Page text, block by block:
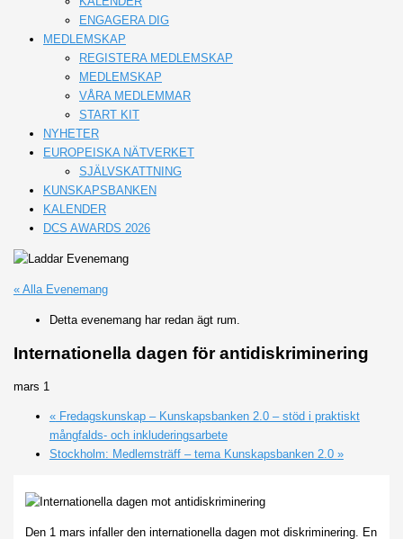
ENGAGERA DIG
MEDLEMSKAP
REGISTERA MEDLEMSKAP
MEDLEMSKAP
VÅRA MEDLEMMAR
START KIT
NYHETER
EUROPEISKA NÄTVERKET
SJÄLVSKATTNING
KUNSKAPSBANKEN
KALENDER
DCS AWARDS 2026
« Alla Evenemang
Detta evenemang har redan ägt rum.
Internationella dagen för antidiskriminering
mars 1
«Fredagskunskap – Kunskapsbanken 2.0 – stöd i praktiskt
mångfalds- och inkluderingsarbete
Stockholm: Medlemsträff – tema Kunskapsbanken 2.0 »
Den 1 mars infaller den internationella dagen mot diskriminering. En